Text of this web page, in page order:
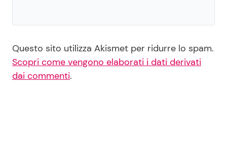
Questo sito utilizza Akismet per ridurre lo spam.
Scopri come vengono elaborati i dati derivati
dai commenti.